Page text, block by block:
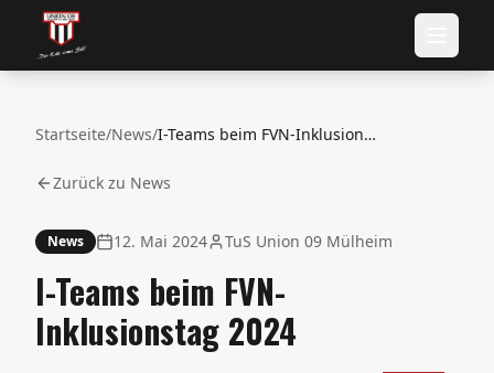
Startseite/News/ I-Teams beim FVN-Inklusionstag 2024
Zurück zu News
News 12. Mai 2024 TuS Union 09 Mülheim
I-Teams beim FVN-
Inklusionstag 2024